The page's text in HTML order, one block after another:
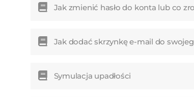
Jak zmienić hasło do konta lub co
Jak dodać skrzynkę e-mail do
Symulacja upadłości